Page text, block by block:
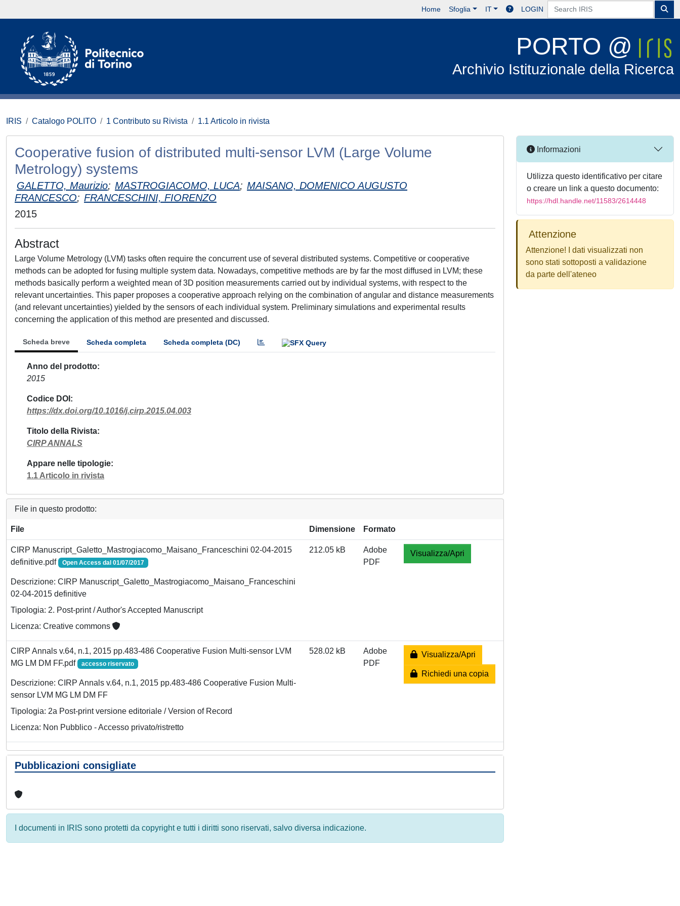
Home Sfoglia IT LOGIN
PORTO @
Archivio Istituzionale della Ricerca
IRIS Catalogo POLITO 1 Contributo su Rivista 1.1 Articolo in rivista
Cooperative fusion of distributed multi-sensor LVM (Large Volume
Metrology) systems
GALETTO, Maurizio; MASTROGIACOMO, LUCA; MAISANO, DOMENICO AUGUSTO
FRANCESCO; FRANCESCHINI, FIORENZO
2015
Abstract
Large Volume Metrology (LVM) tasks often require the concurrent use of several distributed systems. Competitive or cooperative
methods can be adopted for fusing multiple system data. Nowadays, competitive methods are by far the most diffused in LVM; these
methods basically perform a weighted mean of 3D position measurements carried out by individual systems, with respect to the
relevant uncertainties. This paper proposes a cooperative approach relying on the combination of angular and distance measurements
(and relevant uncertainties) yielded by the sensors of each individual system. Preliminary simulations and experimental results
concerning the application of this method are presented and discussed.
Scheda breve Scheda completa Scheda completa (DC)
Anno del prodotto
2015
Codice DOI
https://dx.doi.org/10.1016/j.cirp.2015.04.003
Titolo della Rivista
CIRP ANNALS
Appare nelle tipologie
1.1 Articolo in rivista
File in questo prodotto:
File Dimensione Formato
CIRP Manuscript_Galetto_Mastrogiacomo_Maisano_Franceschini 02-04-2015
definitive.pdf
Open Access dal 01/07/2017
Descrizione: CIRP Manuscript_Galetto_Mastrogiacomo_Maisano_Franceschini
02-04-2015 definitive
Tipologia: 2. Post-print / Author's Accepted Manuscript
Licenza: Creative commons
212.05 kB
Adobe
PDF
Visualizza/Apri
CIRP Annals v.64, n.1, 2015 pp.483-486 Cooperative Fusion Multi-sensor LVM
MG LM DM FF.pdf
accesso riservato
Descrizione: CIRP Annals v.64, n.1, 2015 pp.483-486 Cooperative Fusion Multi-
sensor LVM MG LM DM FF
Tipologia: 2a Post-print versione editoriale / Version of Record
Licenza: Non Pubblico - Accesso privato/ristretto
528.02 kB
Adobe
PDF
Visualizza/Apri
Richiedi una copia
Pubblicazioni consigliate
I documenti in IRIS sono protetti da copyright e tutti i diritti sono riservati, salvo diversa indicazione.
Informazioni
Utilizza questo identificativo per citare
o creare un link a questo documento:
https://hdl.handle.net/11583/2614448
Attenzione
Attenzione! I dati visualizzati non
sono stati sottoposti a validazione
da parte dell'ateneo